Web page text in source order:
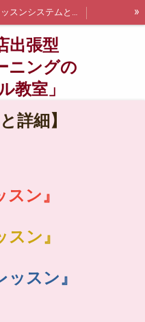
レッスンシステムと詳細
ついて
千葉県浦安市内での出張レッスン詳細と料金
墨田区内の出張レッスン詳細と料金
船橋・浦安エリア限定❗オトクなレッスン追加枠について 講師紹介
»
出張型
ニングの
教室」
詳細】
スン』
スン』
ッスン』